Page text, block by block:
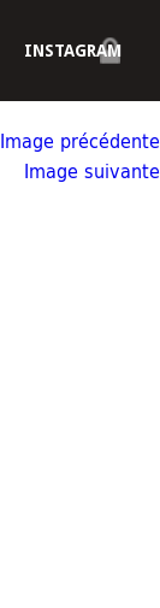
INSTAGRAM
Image précédente
Image suivante